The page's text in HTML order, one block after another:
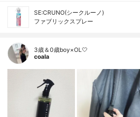
SE:CRUNO(シークルーノ)
ファブリックスプレー
3歳＆0歳boy×OL🤍
coala